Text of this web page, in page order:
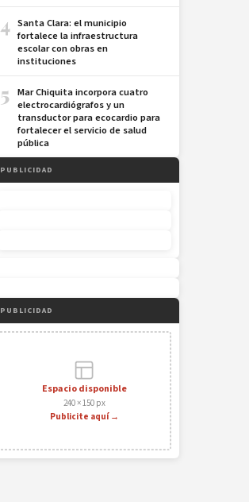
4 Santa Clara: el municipio
fortalece la infraestructura
escolar con obras en
instituciones
5
Mar Chiquita incorpora cuatro
electrocardiógrafos y un
transductor para ecocardio para
fortalecer el servicio de salud
pública
PUBLICIDAD
PUBLICIDAD
Espacio disponible
240 × 150 px
Publicite aquí →